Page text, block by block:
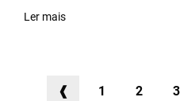
Ler mais
❰ 1 2 3